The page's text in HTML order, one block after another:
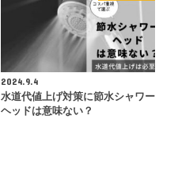
2024.9.4
水道代値上げ対策に節水シャワー
ヘッドは意味ない？